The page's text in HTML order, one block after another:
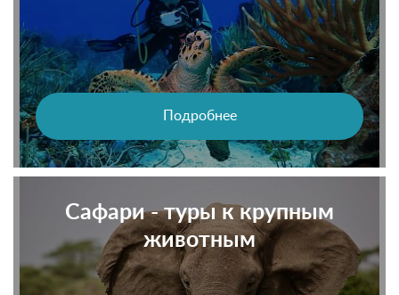
Подробнее
Сафари - туры к крупным
животным